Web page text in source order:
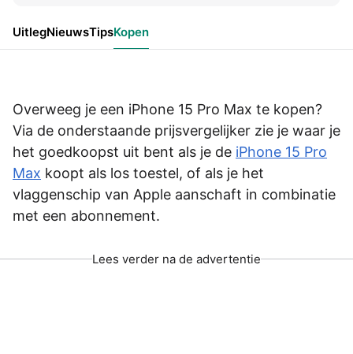
UitlegNieuwsTipsKopen
Overweeg je een iPhone 15 Pro Max te kopen?
Via de onderstaande prijsvergelijker zie je waar je
het goedkoopst uit bent als je de iPhone 15 Pro
Max koopt als los toestel, of als je het
vlaggenschip van Apple aanschaft in combinatie
met een abonnement.
Lees verder na de advertentie